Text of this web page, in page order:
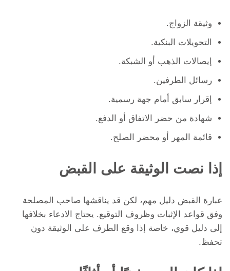
وثيقة الزواج.
التحويلات البنكية.
إيصالات الذهب أو الشبكة.
رسائل الطرفين.
إقرار سابق أمام جهة رسمية.
شهادة من حضر الاتفاق أو الدفع.
قائمة المهر أو محضر الصلح.
إذا نصت الوثيقة على القبض
عبارة القبض دليل مهم، لكن قد يناقشها صاحب المصلحة
وفق قواعد الإثبات وظروف التوقيع. يحتاج الادعاء بخلافها
إلى دليل قوي، خاصة إذا وقع الطرف على الوثيقة دون
تحفظ.